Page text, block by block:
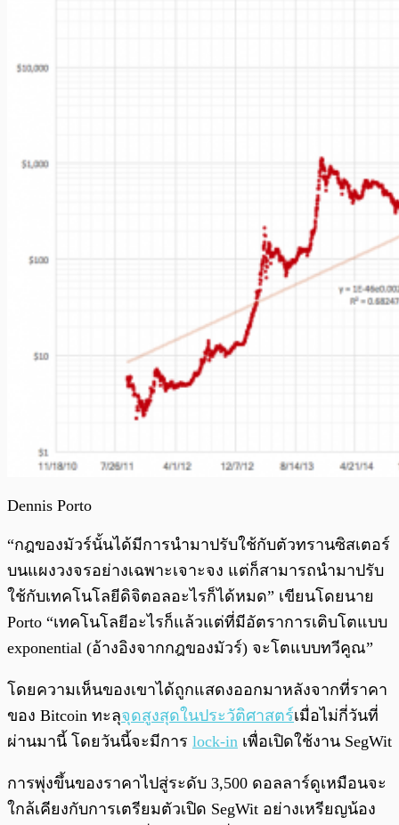
Dennis Porto
“กฎของมัวร์นั้นได้มีการนำมาปรับใช้กับตัวทรานซิสเตอร์
บนแผงวงจรอย่างเฉพาะเจาะจง แต่ก็สามารถนำมาปรับ
ใช้กับเทคโนโลยีดิจิตอลอะไรก็ได้หมด” เขียนโดยนาย
Porto “เทคโนโลยีอะไรก็แล้วแต่ที่มีอัตราการเติบโตแบบ
exponential (อ้างอิงจากกฎของมัวร์) จะโตแบบทวีคูณ”
โดยความเห็นของเขาได้ถูกแสดงออกมาหลังจากที่ราคา
ของ Bitcoin ทะลุจุดสูงสุดในประวัติศาสตร์เมื่อไม่กี่วันที่
ผ่านมานี้ โดยวันนี้จะมีการ lock-in เพื่อเปิดใช้งาน SegWit
การพุ่งขึ้นของราคาไปสู่ระดับ 3,500 ดอลลาร์ดูเหมือนจะ
ใกล้เคียงกับการเตรียมตัวเปิด SegWit อย่างเหรียญน้อง